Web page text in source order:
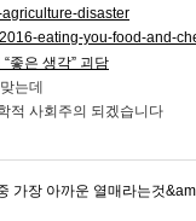
disaster
eating-you-food-and-
는데
적 사회주의 되겠습니다
가장 아까운 열매라는것